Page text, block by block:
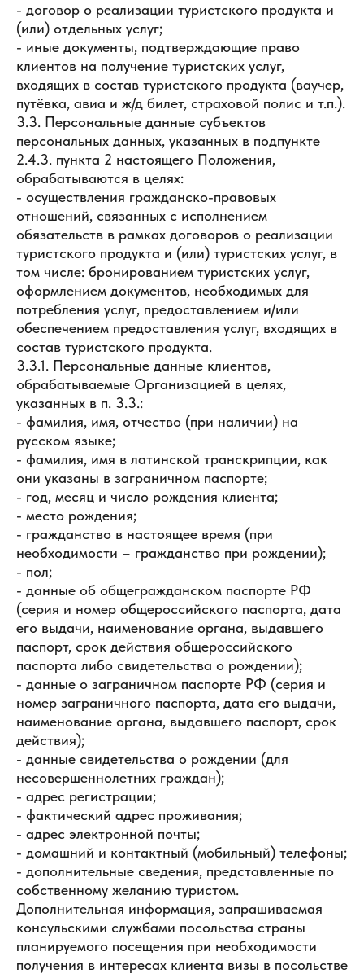
- договор о реализации туристского продукта и
(или) отдельных услуг;
- иные документы, подтверждающие право
клиентов на получение туристских услуг,
входящих в состав туристского продукта (ваучер,
путёвка, авиа и ж/д билет, страховой полис и т.п.).
3.3. Персональные данные субъектов
персональных данных, указанных в подпункте
2.4.3. пункта 2 настоящего Положения,
обрабатываются в целях:
- осуществления гражданско-правовых
отношений, связанных с исполнением
обязательств в рамках договоров о реализации
туристского продукта и (или) туристских услуг, в
том числе: бронированием туристских услуг,
оформлением документов, необходимых для
потребления услуг, предоставлением и/или
обеспечением предоставления услуг, входящих в
состав туристского продукта.
3.3.1. Персональные данные клиентов,
обрабатываемые Организацией в целях,
указанных в п. 3.3.:
- фамилия, имя, отчество (при наличии) на
русском языке;
- фамилия, имя в латинской транскрипции, как
они указаны в заграничном паспорте;
- год, месяц и число рождения клиента;
- место рождения;
- гражданство в настоящее время (при
необходимости – гражданство при рождении);
- пол;
- данные об общегражданском паспорте РФ
(серия и номер общероссийского паспорта, дата
его выдачи, наименование органа, выдавшего
паспорт, срок действия общероссийского
паспорта либо свидетельства о рождении);
- данные о заграничном паспорте РФ (серия и
номер заграничного паспорта, дата его выдачи,
наименование органа, выдавшего паспорт, срок
действия);
- данные свидетельства о рождении (для
несовершеннолетних граждан);
- адрес регистрации;
- фактический адрес проживания;
- адрес электронной почты;
- домашний и контактный (мобильный) телефоны;
- дополнительные сведения, представленные по
собственному желанию туристом.
Дополнительная информация, запрашиваемая
консульскими службами посольства страны
планируемого посещения при необходимости
получения в интересах клиента визы в посольстве